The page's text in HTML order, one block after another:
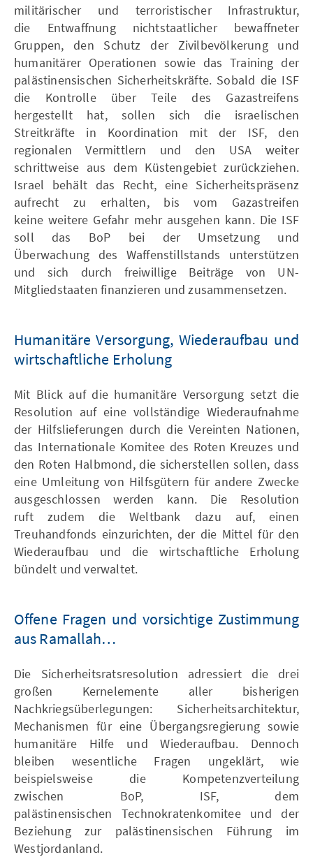
militärischer und terroristischer Infrastruktur,
die Entwaffnung nichtstaatlicher bewaffneter
Gruppen, den Schutz der Zivilbevölkerung und
humanitärer Operationen sowie das Training der
palästinensischen Sicherheitskräfte. Sobald die ISF
die Kontrolle über Teile des Gazastreifens
hergestellt hat, sollen sich die israelischen
Streitkräfte in Koordination mit der ISF, den
regionalen Vermittlern und den USA weiter
schrittweise aus dem Küstengebiet zurückziehen.
Israel behält das Recht, eine Sicherheitspräsenz
aufrecht zu erhalten, bis vom Gazastreifen
keine weitere Gefahr mehr ausgehen kann. Die ISF
soll das BoP bei der Umsetzung und
Überwachung des Waffenstillstands unterstützen
und sich durch freiwillige Beiträge von UN-
Mitgliedstaaten finanzieren und zusammensetzen.
Humanitäre Versorgung, Wiederaufbau und
wirtschaftliche Erholung
Mit Blick auf die humanitäre Versorgung setzt die
Resolution auf eine vollständige Wiederaufnahme
der Hilfslieferungen durch die Vereinten Nationen,
das Internationale Komitee des Roten Kreuzes und
den Roten Halbmond, die sicherstellen sollen, dass
eine Umleitung von Hilfsgütern für andere Zwecke
ausgeschlossen werden kann. Die Resolution
ruft zudem die Weltbank dazu auf, einen
Treuhandfonds einzurichten, der die Mittel für den
Wiederaufbau und die wirtschaftliche Erholung
bündelt und verwaltet.
Offene Fragen und vorsichtige Zustimmung
aus Ramallah…
Die Sicherheitsratsresolution adressiert die drei
großen Kernelemente aller bisherigen
Nachkriegsüberlegungen: Sicherheitsarchitektur,
Mechanismen für eine Übergangsregierung sowie
humanitäre Hilfe und Wiederaufbau. Dennoch
bleiben wesentliche Fragen ungeklärt, wie
beispielsweise die Kompetenzverteilung
zwischen BoP, ISF, dem
palästinensischen Technokratenkomitee und der
Beziehung zur palästinensischen Führung im
Westjordanland.